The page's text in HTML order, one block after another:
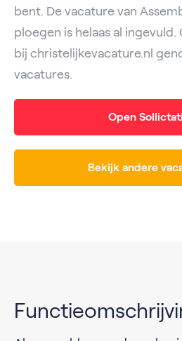
bent. De vacature van
ploegen is helaas al
bij christelijkevacature.nl
vacatures.
Open
Bekijk andere